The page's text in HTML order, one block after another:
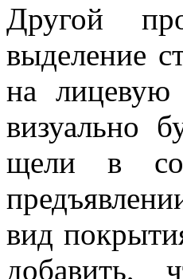
Другой
выделение
на лицевую
визуально
щели в
вид
добавить,